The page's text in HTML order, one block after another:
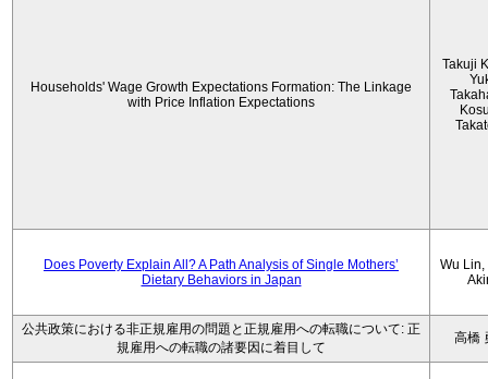
Households' Wage Growth Expectations Formation: The Linkage
with Price Inflation Expectations
Takuji
Does Poverty Explain All? A Path Analysis of Single Mothers’
Dietary Behaviors in Japan
Wu Lin,
公共政策における非正規雇用の問題と正規雇用への転職について: 正
規雇用への転職の諸要因に着目して
高橋